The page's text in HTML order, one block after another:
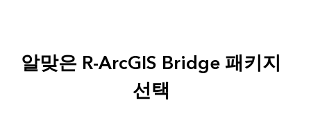
알맞은 R-ArcGIS Bridge 패키지
선택